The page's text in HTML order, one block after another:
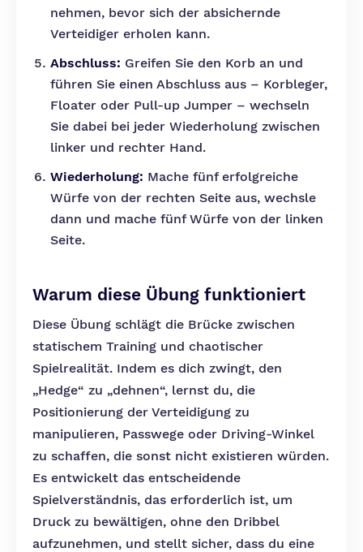
nehmen, bevor sich der absichernde
Verteidiger erholen kann.
Abschluss: Greifen Sie den Korb an und
führen Sie einen Abschluss aus – Korbleger,
Floater oder Pull-up Jumper – wechseln
Sie dabei bei jeder Wiederholung zwischen
linker und rechter Hand.
Wiederholung: Mache fünf erfolgreiche
Würfe von der rechten Seite aus, wechsle
dann und mache fünf Würfe von der linken
Seite.
Warum diese Übung funktioniert
Diese Übung schlägt die Brücke zwischen
statischem Training und chaotischer
Spielrealität. Indem es dich zwingt, den
„Hedge“ zu „dehnen“, lernst du, die
Positionierung der Verteidigung zu
manipulieren, Passwege oder Driving-Winkel
zu schaffen, die sonst nicht existieren würden.
Es entwickelt das entscheidende
Spielverständnis, das erforderlich ist, um
Druck zu bewältigen, ohne den Dribbel
aufzunehmen, und stellt sicher, dass du eine